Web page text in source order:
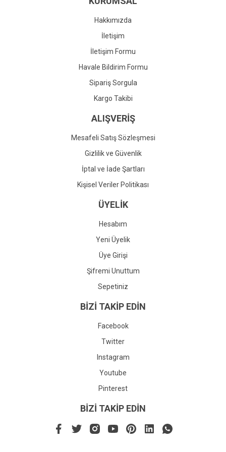
Gönder
Hakkımızda
İletişim
İletişim Formu
Havale Bildirim Formu
Sipariş Sorgula
Kargo Takibi
ALIŞVERİŞ
Mesafeli Satış Sözleşmesi
Gizlilik ve Güvenlik
İptal ve İade Şartları
Kişisel Veriler Politikası
ÜYELİK
Hesabım
Yeni Üyelik
Üye Girişi
Şifremi Unuttum
Sepetiniz
BİZİ TAKİP EDİN
Facebook
Twitter
Instagram
Youtube
Pinterest
BİZİ TAKİP EDİN